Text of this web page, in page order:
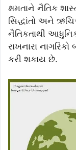
ક્ષમતાને નૈતિક
સિદ્ધાંતો અને
નૈતિકતાથી
રાખનારા
કરી શકાય છે.